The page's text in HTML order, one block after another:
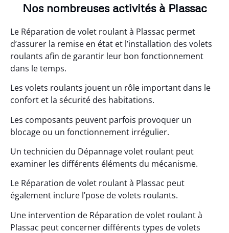
Nos nombreuses activités à Plassac
Le Réparation de volet roulant à Plassac permet
d’assurer la remise en état et l’installation des volets
roulants afin de garantir leur bon fonctionnement
dans le temps.
Les volets roulants jouent un rôle important dans le
confort et la sécurité des habitations.
Les composants peuvent parfois provoquer un
blocage ou un fonctionnement irrégulier.
Un technicien du Dépannage volet roulant peut
examiner les différents éléments du mécanisme.
Le Réparation de volet roulant à Plassac peut
également inclure l’pose de volets roulants.
Une intervention de Réparation de volet roulant à
Plassac peut concerner différents types de volets